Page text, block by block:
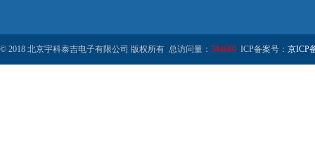
© 2018 北京宇科泰吉电子有限公司 版权所有 总访问量： 584680 ICP备案号： 京ICP